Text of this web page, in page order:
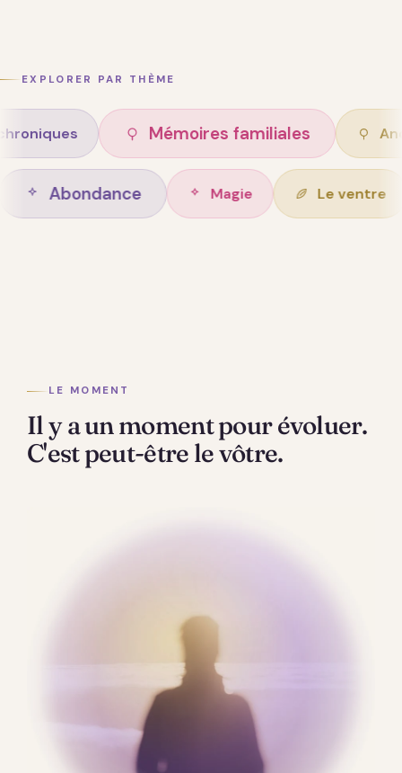
EXPLORER PAR THÈME
Mémoires familiales Ancêtres
de vie Abondance Magie
LE MOMENT
Il y a un moment pour évoluer.
C'est peut-être le vôtre.